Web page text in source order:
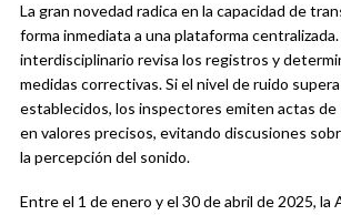
La gran novedad radica en la capacidad de
forma inmediata a una plataforma
interdisciplinario revisa los registros y
medidas correctivas. Si el nivel de ruido
establecidos, los inspectores emiten actas de
en valores precisos, evitando discusiones
la percepción del sonido.
Entre el 1 de enero y el 30 de abril de 2025, la